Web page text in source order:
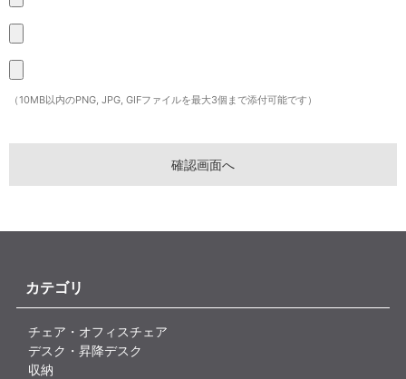
（10MB以内のPNG, JPG, GIFファイルを最大3個まで添付可能です）
カテゴリ
チェア・オフィスチェア
デスク・昇降デスク
収納